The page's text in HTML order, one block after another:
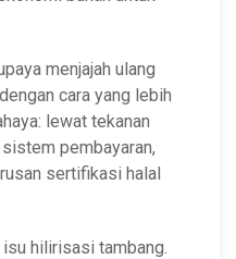
menjajah ulang
cara yang lebih
lewat tekanan
pembayaran,
sertifikasi halal
hilirisasi tambang.